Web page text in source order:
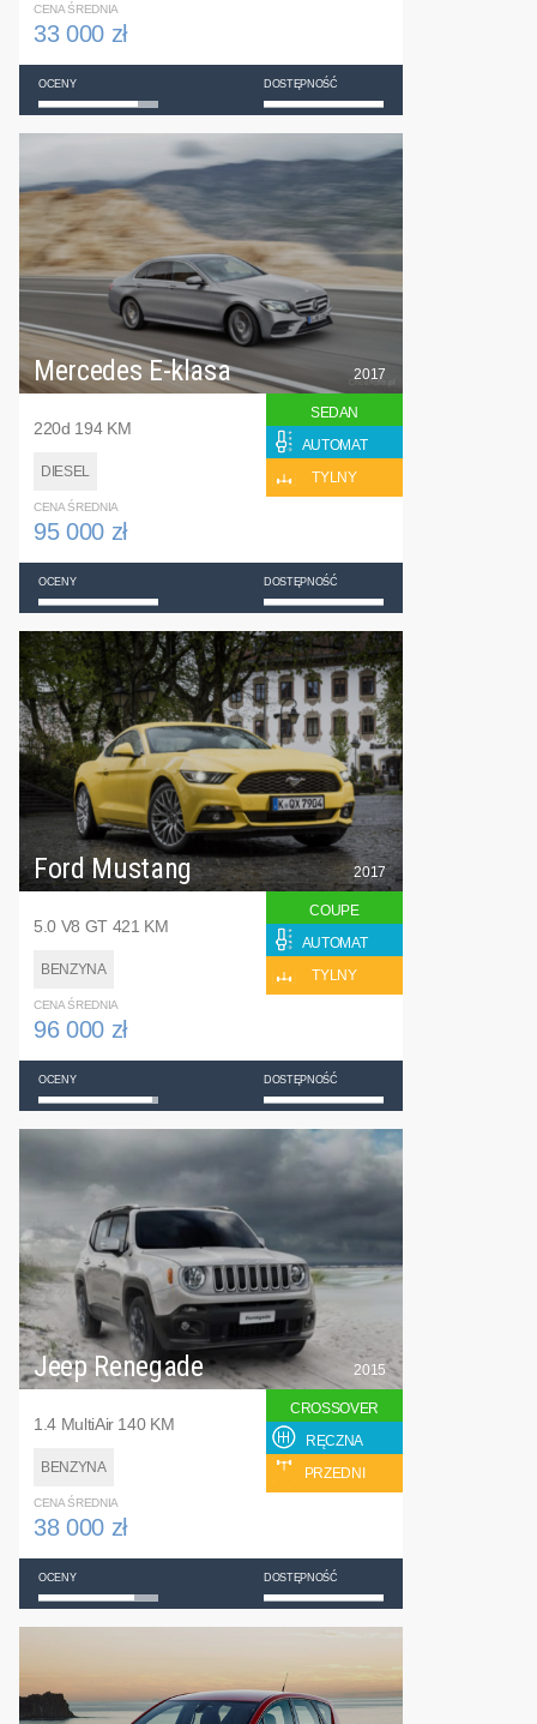
CENA ŚREDNIA
33 000 zł
OCENY DOSTĘPNOŚĆ
Mercedes E-klasa
220d 194 KM
DIESEL
2017
SEDAN
AUTOMAT
TYLNY
CENA ŚREDNIA
95 000 zł
OCENY DOSTĘPNOŚĆ
Ford Mustang
5.0 V8 GT 421 KM
BENZYNA
2017
COUPE
AUTOMAT
TYLNY
CENA ŚREDNIA
96 000 zł
OCENY DOSTĘPNOŚĆ
Jeep Renegade
1.4 MultiAir 140 KM
BENZYNA
2015
CROSSOVER
RĘCZNA
PRZEDNI
CENA ŚREDNIA
38 000 zł
OCENY DOSTĘPNOŚĆ